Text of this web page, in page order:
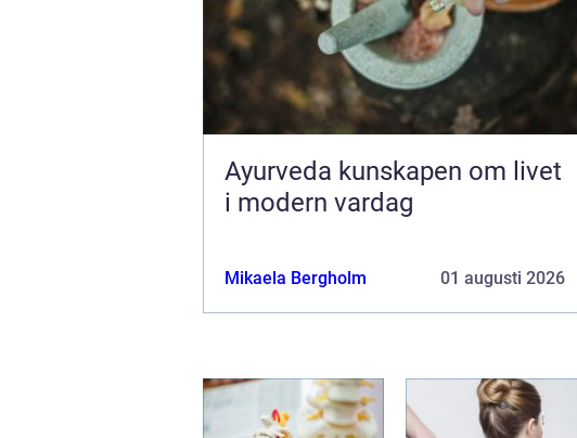
Ayurveda kunskapen om livet
i modern vardag
Mikaela Bergholm 01 augusti 2026